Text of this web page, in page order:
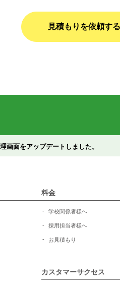
見積もりを依頼する
画面をアップデートしました。
料金
学校関係者様へ
採用担当者様へ
お見積もり
カスタマーサクセス